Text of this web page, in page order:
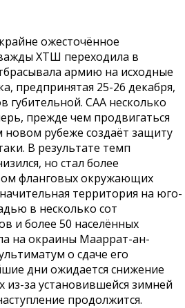
ожесточённое
ХТШ переходила в
армию на исходные
предпринятая 25-26 декабря,
губительной. САА несколько
прежде чем продвигаться
рубеже создаёт защиту
В результате темп
но стал более
фланговых окружающих
территория на юго-
в несколько сот
и более 50 населённых
на окраины Мааррат-ан-
о сдаче его
дни ожидается снижение
из-за установившейся зимней
продолжится.